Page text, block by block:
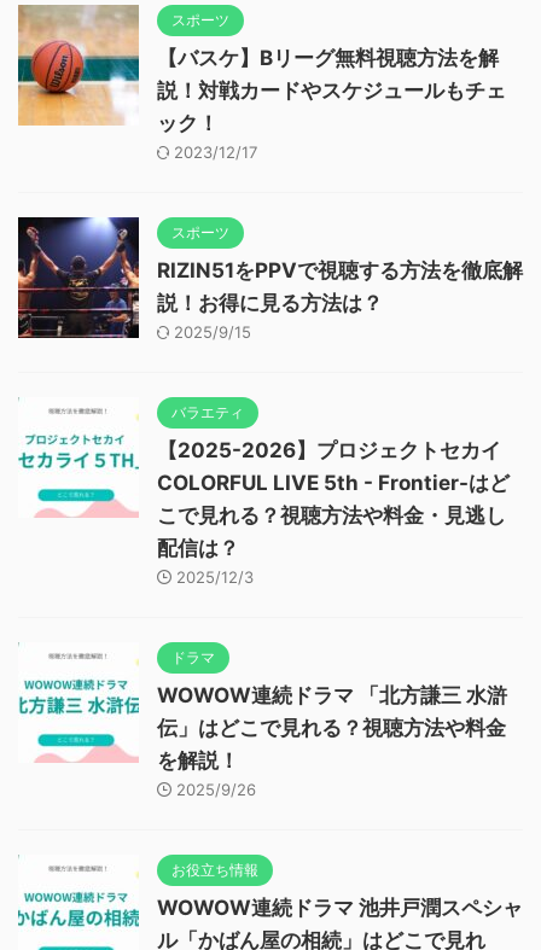
スポーツ
【バスケ】Bリーグ無料視聴方法を解
説！対戦カードやスケジュールもチェ
ック！
2023/12/17
スポーツ
RIZIN51をPPVで視聴する方法を徹底解
説！お得に見る方法は？
2025/9/15
バラエティ
【2025-2026】プロジェクトセカイ
COLORFUL LIVE 5th - Frontier-はど
こで見れる？視聴方法や料金・見逃し
配信は？
2025/12/3
ドラマ
WOWOW連続ドラマ 「北方謙三 水滸
伝」はどこで見れる？視聴方法や料金
を解説！
2025/9/26
お役立ち情報
WOWOW連続ドラマ 池井戸潤スペシャ
ル「かばん屋の相続」はどこで見れ